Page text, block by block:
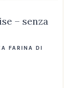
– senza
FARINA DI